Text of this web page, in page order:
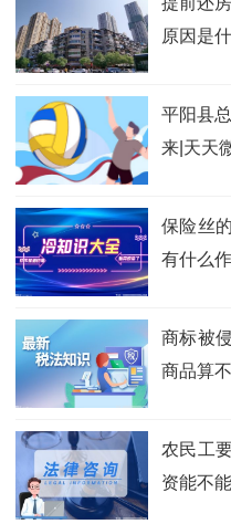
原因是
平阳县
来|天天
保险丝
有什么
商标被
商品算
农民工
资能不